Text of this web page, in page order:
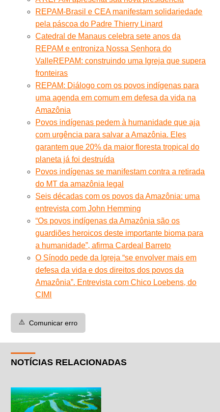
REPAM-Brasil e CEA manifestam solidariedade
pela páscoa do Padre Thierry Linard
Catedral de Manaus celebra sete anos da
REPAM e entroniza Nossa Senhora do
ValleREPAM: construindo uma Igreja que supera
fronteiras
REPAM: Diálogo com os povos indígenas para
uma agenda em comum em defesa da vida na
Amazônia
Povos indígenas pedem à humanidade que aja
com urgência para salvar a Amazônia. Eles
garantem que 20% da maior floresta tropical do
planeta já foi destruída
Povos indígenas se manifestam contra a retirada
do MT da amazônia legal
Seis décadas com os povos da Amazônia: uma
entrevista com John Hemming
“Os povos indígenas da Amazônia são os
guardiões heroicos deste importante bioma para
a humanidade”, afirma Cardeal Barreto
O Sínodo pede da Igreja “se envolver mais em
defesa da vida e dos direitos dos povos da
Amazônia”. Entrevista com Chico Loebens, do
CIMI
⚠️ Comunicar erro
NOTÍCIAS RELACIONADAS